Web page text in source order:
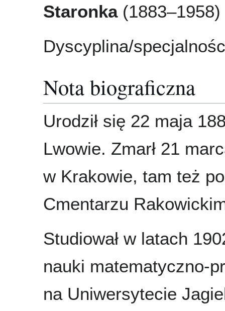
Staronka(1883–1958)
Dyscyplina/
Nota biograficzna
Urodził się 22 maja
Lwowie. Zmarł 21
w Krakowie, tam też
Cmentarzu
Studiował w latach
nauki matematyczno-
na Uniwersytecie